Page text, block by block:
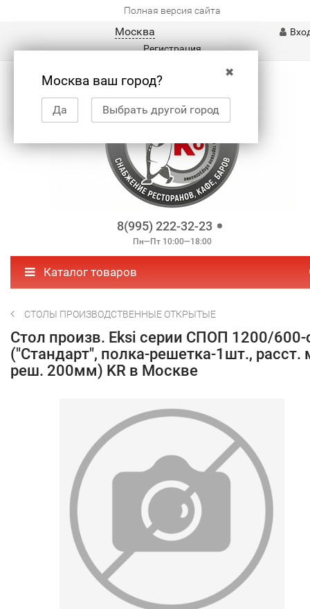
Полная версия сайта
Москва
✖
Москва ваш город?
Да Выбрать другой город
Регистрация
8(995) 222-32-23
Пн—Пт 10:00—18:00
Каталог товаров
СТОЛЫ ПРОИЗВОДСТВЕННЫЕ ОТКРЫТЫЕ
Стол произв. Eksi серии СПОП 1200/600-
("Стандарт", полка-решетка-1шт., расст.
реш. 200мм) KR в Москве